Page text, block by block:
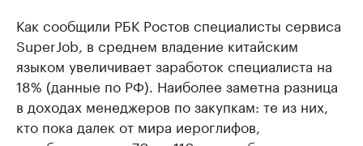
Как сообщили РБК Ростов специалисты сервиса
SuperJob, в среднем владение китайским
языком увеличивает заработок специалиста на
18% (данные по РФ). Наиболее заметна разница
в доходах менеджеров по закупкам: те из них,
кто пока далек от мира иероглифов,